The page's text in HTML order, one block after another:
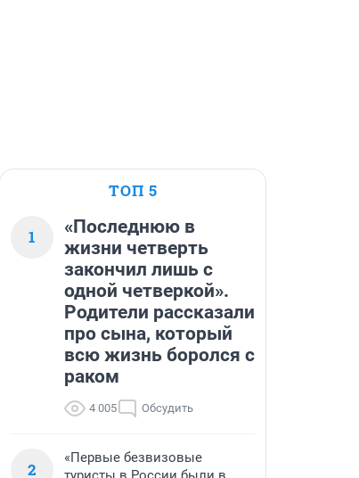
ТОП 5
1
«Последнюю в
жизни четверть
закончил лишь с
одной четверкой».
Родители рассказали
про сына, который
всю жизнь боролся с
раком
4 005 Обсудить
2
«Первые безвизовые